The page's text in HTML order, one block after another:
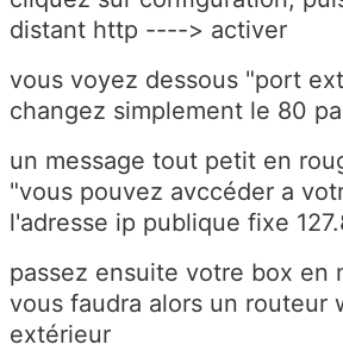
distant http ----> activer
vous voyez dessous "port
changez simplement le 80
un message tout petit en
"vous pouvez avccéder a
l'adresse ip publique fixe
passez ensuite votre box en
vous faudra alors un routeur
extérieur